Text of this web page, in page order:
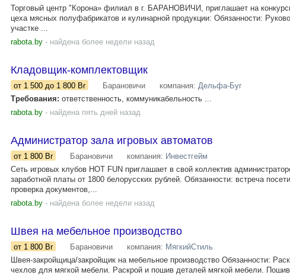
Торговый центр "Корона» филиал в г. БАРАНОВИЧИ, приглашает на
цеха мясных полуфабрикатов и кулинарной продукции: Обязанности:
участке ...
rabota.by - найдена более недели назад
Кладовщик-комплектовщик
от 1 500 до 1 800 Br Барановичи компания: Дельфа-Буг
Требования: ответственность, коммуникабельность ...
rabota.by - найдена пять дней назад
Администратор зала игровых автоматов
от 1 800 Br Барановичи компания: Инвестгейм
Сеть игровых клубов HOT FUN приглашает в свой коллектив
заработной платы от 1800 белорусских рублей. Обязанности: встреча
проверка документов,...
rabota.by - найдена более недели назад
Швея на мебельное производство
от 1 800 Br Барановичи компания: МягкийСтиль
Швея-закройщица/закройщик на мебельное производство Обязанности:
чехлов для мягкой мебели. Раскрой и пошив деталей мягкой мебели.